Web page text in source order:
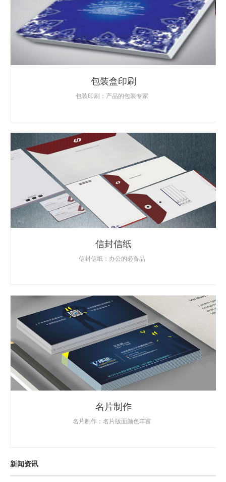
包装盒印刷
包装印刷：产品的包装专家
信封信纸
信封信纸：办公的必备品
名片制作
名片制作：名片版面颜色丰富
新闻资讯